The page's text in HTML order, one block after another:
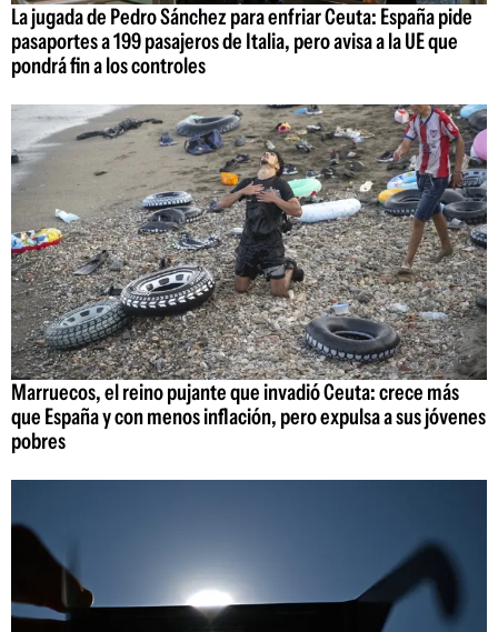
La jugada de Pedro Sánchez para enfriar Ceuta: España pide
pasaportes a 199 pasajeros de Italia, pero avisa a la UE que
pondrá fin a los controles
Marruecos, el reino pujante que invadió Ceuta: crece más
que España y con menos inflación, pero expulsa a sus jóvenes
pobres